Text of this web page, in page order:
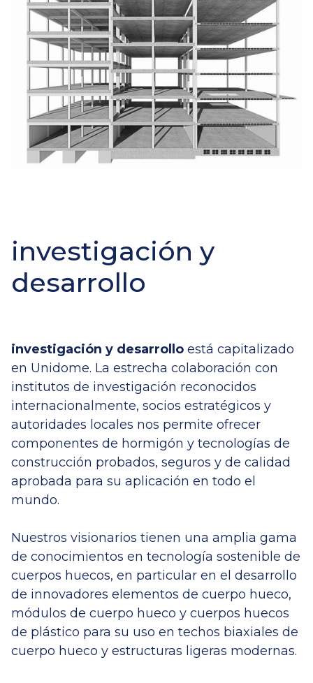
investigación y
desarrollo
investigación y desarrollo está capitalizado
en Unidome. La estrecha colaboración con
institutos de investigación reconocidos
internacionalmente, socios estratégicos y
autoridades locales nos permite ofrecer
componentes de hormigón y tecnologías de
construcción probados, seguros y de calidad
aprobada para su aplicación en todo el
mundo.
Nuestros visionarios tienen una amplia gama
de conocimientos en tecnología sostenible de
cuerpos huecos, en particular en el desarrollo
de innovadores elementos de cuerpo hueco,
módulos de cuerpo hueco y cuerpos huecos
de plástico para su uso en techos biaxiales de
cuerpo hueco y estructuras ligeras modernas.